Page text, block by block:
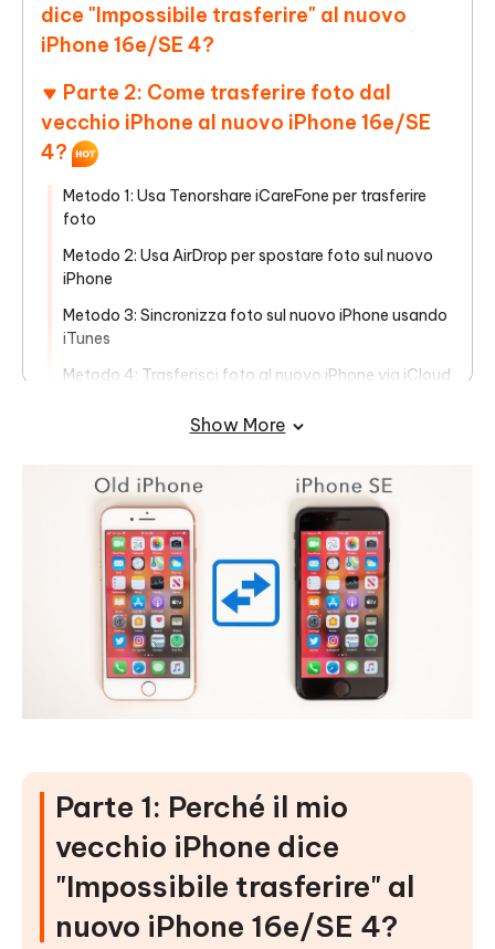
dice "Impossibile trasferire" al nuovo
iPhone 16e/SE 4?
Parte 2: Come trasferire foto dal
vecchio iPhone al nuovo iPhone 16e/SE
4?
Metodo 1: Usa Tenorshare iCareFone per trasferire
foto
Metodo 2: Usa AirDrop per spostare foto sul nuovo
iPhone
Metodo 3: Sincronizza foto sul nuovo iPhone usando
iTunes
Metodo 4: Trasferisci foto al nuovo iPhone via iCloud
Metodo 7: Crea un album condiviso per il
trasferimento
Metodo 8: Usa servizi di cloud storage per il backup
Metodo 9: Utilizza uno strumento dedicato per il
trasferimento
Parte 3: Domande frequenti
Parole finali
Show More
Parte 1: Perché il mio
vecchio iPhone dice
"Impossibile trasferire" al
nuovo iPhone 16e/SE 4?